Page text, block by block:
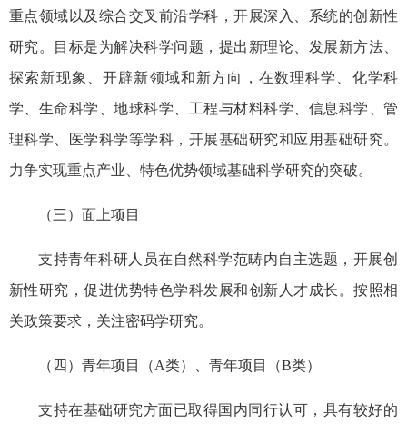
重点领域以及综合交叉前沿学科，开展深入、系统的创新性
研究。目标是为解决科学问题，提出新理论、发展新方法、
探索新现象、开辟新领域和新方向，在数理科学、化学科
学、生命科学、地球科学、工程与材料科学、信息科学、管
理科学、医学科学等学科，开展基础研究和应用基础研究。
力争实现重点产业、特色优势领域基础科学研究的突破。
（三）面上项目
支持青年科研人员在自然科学范畴内自主选题，开展创
新性研究，促进优势特色学科发展和创新人才成长。按照相
关政策要求，关注密码学研究。
（四）青年项目（A类）、青年项目（B类）
支持在基础研究方面已取得国内同行认可，具有较好的